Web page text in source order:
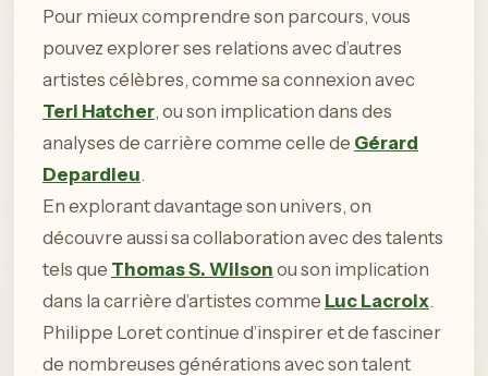
Pour mieux comprendre son parcours, vous
pouvez explorer ses relations avec d’autres
artistes célèbres, comme sa connexion avec
Teri Hatcher, ou son implication dans des
analyses de carrière comme celle de Gérard
Depardieu.
En explorant davantage son univers, on
découvre aussi sa collaboration avec des talents
tels que Thomas S. Wilson ou son implication
dans la carrière d’artistes comme Luc Lacroix.
Philippe Loret continue d’inspirer et de fasciner
de nombreuses générations avec son talent